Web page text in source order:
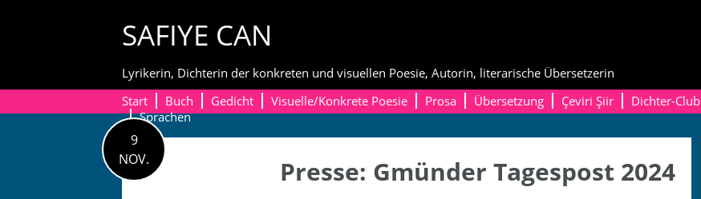
SAFIYE CAN
Lyrikerin, Dichterin der konkreten und visuellen Poesie, Autorin, literarische Übersetzerin
Start
Buch Gedicht Visuelle/Konkrete Poesie Prosa Übersetzung Çeviri Şiir Dichter-Club
Sprachen
9
NOV.
Presse: Gmünder Tagespost 2024